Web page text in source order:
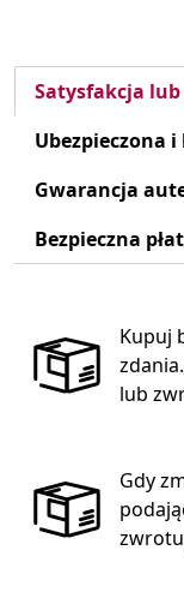
Satysfakcja
Ubezpieczona
Gwarancja
Bezpieczna
Kupuj
lub
Gdy